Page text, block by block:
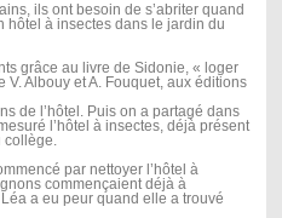
ils ont besoin de s’abriter quand
hôtel à insectes dans le jardin du
grâce au livre de Sidonie, « loger
Albouy et A. Fouquet, aux éditions
de l’hôtel. Puis on a partagé dans
l’hôtel à insectes, déjà présent
collège.
par nettoyer l’hôtel à
commençaient déjà à
a eu peur quand elle a trouvé